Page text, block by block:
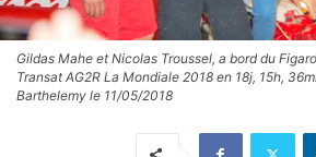
Gildas Mahe et Nicolas Troussel, a bord du
Transat AG2R La Mondiale 2018 en 18j, 15h,
Barthelemy le 11/05/2018